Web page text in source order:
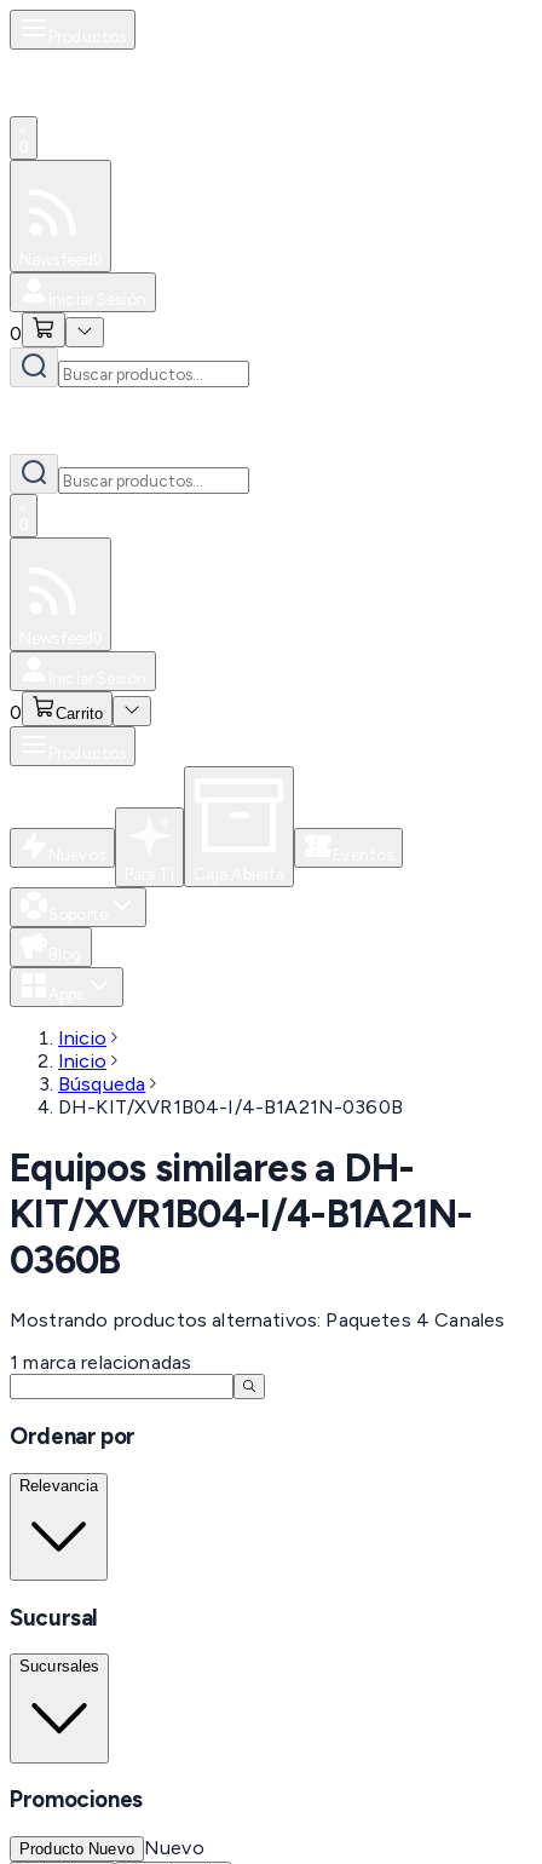
0
0 Carrito
Inicio
Inicio
Búsqueda
DH-KIT/XVR1B04-I/4-B1A21N-0360B
Equipos similares a DH-
KIT/XVR1B04-I/4-B1A21N-
0360B
Mostrando productos alternativos: Paquetes 4 Canales
1 marca relacionadas
Ordenar por
Relevancia
Sucursal
Sucursales
Promociones
Producto Nuevo Nuevo